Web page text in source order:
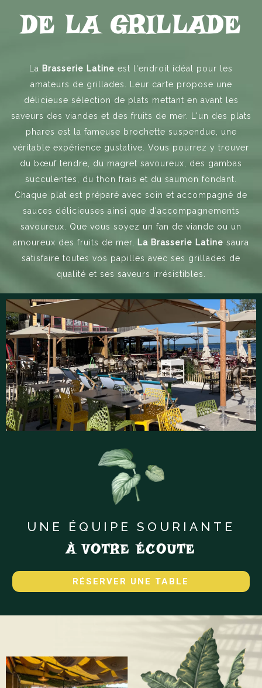
DE LA GRILLADE
La Brasserie Latine est l'endroit idéal pour les
amateurs de grillades. Leur carte propose une
délicieuse sélection de plats mettant en avant les
saveurs des viandes et des fruits de mer. L'un des plats
phares est la fameuse brochette suspendue, une
véritable expérience gustative. Vous pourrez y trouver
du bœuf tendre, du magret savoureux, des gambas
succulentes, du thon frais et du saumon fondant.
Chaque plat est préparé avec soin et accompagné de
sauces délicieuses ainsi que d'accompagnements
savoureux. Que vous soyez un fan de viande ou un
amoureux des fruits de mer, La Brasserie Latine saura
satisfaire toutes vos papilles avec ses grillades de
qualité et ses saveurs irrésistibles.
UNE ÉQUIPE SOURIANTE
À VOTRE ÉCOUTE
RÉSERVER UNE TABLE